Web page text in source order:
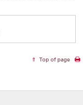
Top of page